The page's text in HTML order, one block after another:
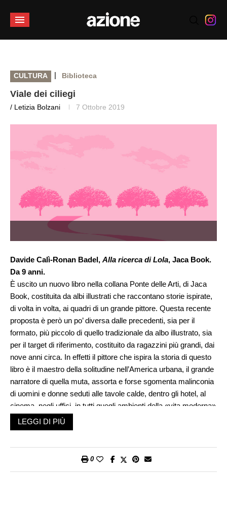
CULTURA | Biblioteca
Viale dei ciliegi
/ Letizia Bolzani 7 Ottobre 2019
Davide Calì-Ronan Badel, Alla ricerca di Lola, Jaca Book.
Da 9 anni.
È uscito un nuovo libro nella collana Ponte delle Arti, di Jaca
Book, costituita da albi illustrati che raccontano storie ispirate,
di volta in volta, ai quadri di un grande pittore. Questa recente
proposta è però un po’ diversa dalle precedenti, sia per il
formato, più piccolo di quello tradizionale da albo illustrato, sia
per il target di riferimento, costituito da ragazzini più grandi, dai
nove anni circa. In effetti il pittore che ispira la storia di questo
libro è il maestro della solitudine nell’America urbana, il grande
narratore di quella muta, assorta e forse sgomenta malinconia
di uomini e donne seduti alle tavole calde, dentro gli hotel, al
cinema, negli uffici, in tutti quegli ambienti della «vita moderna»
degli anni Trenta e Quaranta: Edward Hopper (1882-1967).
Ambienti ed emozioni, quelli da lui evocati, in grado di parlare
E anche la storia che Davide Calì, ben coadiuvato dalle
LEGGI DI PIÙ
0